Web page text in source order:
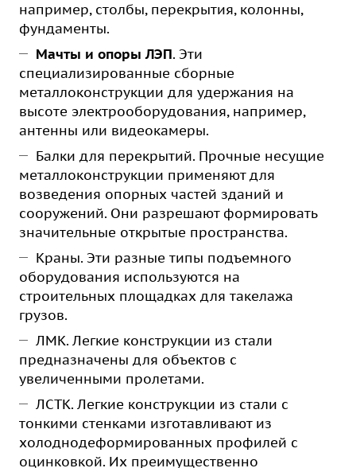
например, столбы, перекрытия, колонны,
фундаменты.
Мачты и опоры ЛЭП. Эти
специализированные сборные
металлоконструкции для удержания на
высоте электрооборудования, например,
антенны или видеокамеры.
Балки для перекрытий. Прочные несущие
металлоконструкции применяют для
возведения опорных частей зданий и
сооружений. Они разрешают формировать
значительные открытые пространства.
Краны. Эти разные типы подъемного
оборудования используются на
строительных площадках для такелажа
грузов.
ЛМК. Легкие конструкции из стали
предназначены для объектов с
увеличенными пролетами.
ЛСТК. Легкие конструкции из стали с
тонкими стенками изготавливают из
холоднодеформированных профилей с
оцинковкой. Их преимущественно